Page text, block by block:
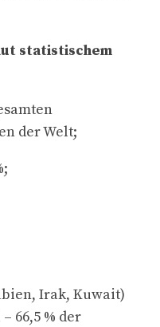
statistischem
der Welt;
Irak, Kuwait)
66,5 % der